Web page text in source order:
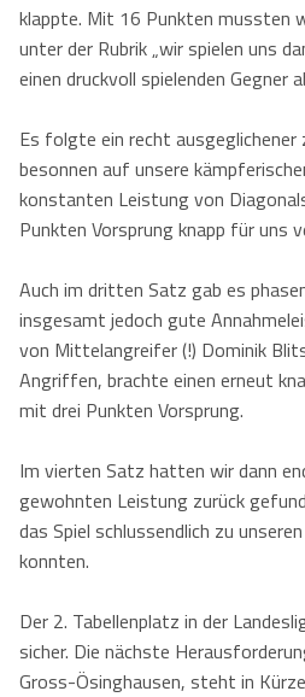
klappte. Mit 16 Punkten mussten
unter der Rubrik „wir spielen uns
einen druckvoll spielenden Gegner
Es folgte ein recht
besonnen auf unsere
konstanten Leistung von
Punkten Vorsprung knapp für uns
Auch im dritten Satz gab es
insgesamt jedoch gute
von Mittelangreifer (!) Dominik
Angriffen, brachte einen erneut
mit drei Punkten Vorsprung.
Im vierten Satz hatten wir dann
gewohnten Leistung zurück
das Spiel schlussendlich zu
konnten.
Der 2. Tabellenplatz in der
sicher. Die nächste
Gross-Ösinghausen, steht in